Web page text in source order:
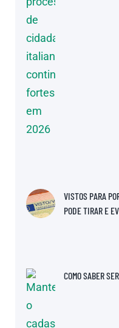
VISTOS PARA
PODE TIRAR E
COMO SABER